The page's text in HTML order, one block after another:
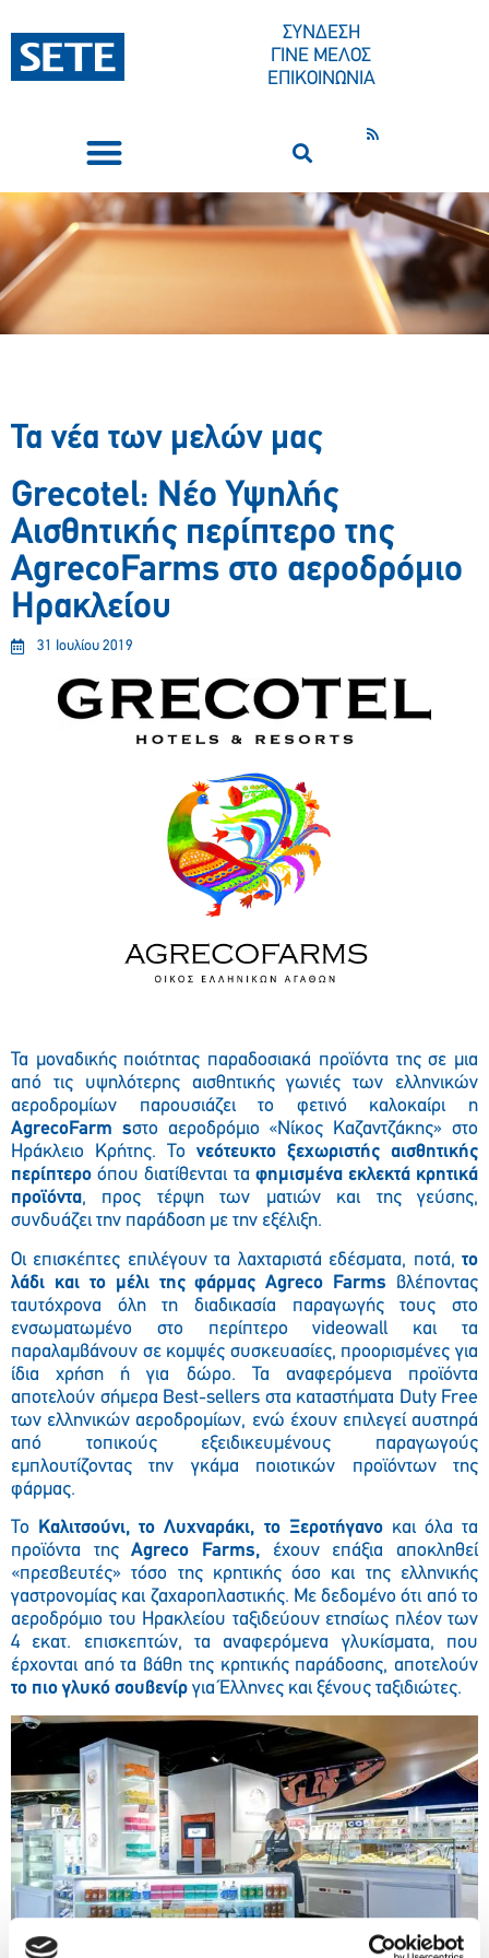
ΣΥΝΔΕΣΗ
ΓΙΝΕ ΜΕΛΟΣ
ΕΠΙΚΟΙΝΩΝΙΑ
Τα νέα των μελών μας
Grecotel: Νέο Υψηλής
Αισθητικής περίπτερο της
AgrecoFarms στο αεροδρόμιο
Ηρακλείου
31 Ιουλίου 2019
Τα μοναδικής ποιότητας παραδοσιακά προϊόντα της σε μια
από τις υψηλότερης αισθητικής γωνιές των ελληνικών
αεροδρομίων παρουσιάζει το φετινό καλοκαίρι η
AgrecoFarm sστο αεροδρόμιο «Νίκος Καζαντζάκης» στο
Ηράκλειο Κρήτης. Το νεότευκτο ξεχωριστής αισθητικής
περίπτερο όπου διατίθενται τα φημισμένα εκλεκτά κρητικά
προϊόντα, προς τέρψη των ματιών και της γεύσης,
συνδυάζει την παράδοση με την εξέλιξη.
Οι επισκέπτες επιλέγουν τα λαχταριστά εδέσματα, ποτά, το
λάδι και το μέλι της φάρμαςAgreco Farms βλέποντας
ταυτόχρονα όλη τη διαδικασία παραγωγής τους στο
ενσωματωμένο στο περίπτεροvideowall και τα
παραλαμβάνουν σε κομψές συσκευασίες, προορισμένες για
ίδια χρήση ή για δώρο. Τα αναφερόμενα προϊόντα
αποτελούν σήμερα Best-sellers στα καταστήματα Duty Free
των ελληνικών αεροδρομίων, ενώ έχουν επιλεγεί αυστηρά
από τοπικούς εξειδικευμένους παραγωγούς
εμπλουτίζοντας την γκάμα ποιοτικών προϊόντων της
φάρμας.
Το Καλιτσούνι, το Λυχναράκι, το Ξεροτήγανοκαι όλα τα
προϊόντα τηςAgreco Farms, έχουν επάξια αποκληθεί
«πρεσβευτές» τόσο της κρητικής όσο και της ελληνικής
γαστρονομίας και ζαχαροπλαστικής. Με δεδομένο ότι από το
αεροδρόμιο του Ηρακλείου ταξιδεύουν ετησίως πλέον των
4 εκατ. επισκεπτών, τα αναφερόμενα γλυκίσματα, που
έρχονται από τα βάθη της κρητικής παράδοσης, αποτελούν
το πιο γλυκό σουβενίρ για Έλληνες και ξένους ταξιδιώτες.